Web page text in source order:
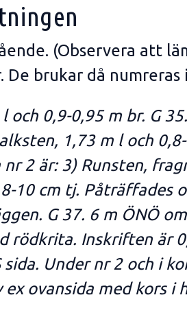
(Observera att
brukar då numreras
0,9-0,95 m br. G
1,73 m l och
2 är: 3) Runsten,
10 cm tj. Påträffades
G 37. 6 m ÖNÖ
rödkrita. Inskriften är
Under nr 2 och i
ovansida med kors i